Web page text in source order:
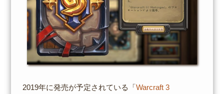
2019年に発売が予定されている「Warcraft 3